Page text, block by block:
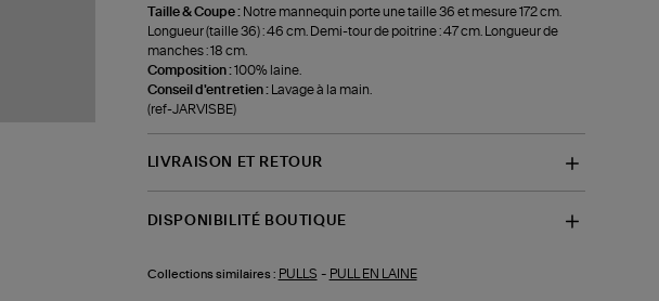
Taille & Coupe : Notre mannequin porte une taille 36 et mesure 172 cm.
Longueur (taille 36) : 46 cm. Demi-tour de poitrine : 47 cm. Longueur de
manches : 18 cm.
Composition :100% laine.
Conseil d'entretien :
Lavage à la main.
(ref-JARVISBE)
LIVRAISON ET RETOUR
DISPONIBILITÉ BOUTIQUE
Collections similaires : PULLS - PULL EN LAINE